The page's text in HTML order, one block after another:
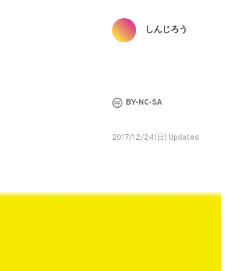
しんじろう
BY-NC-SA
2017/12/24(日) Updated